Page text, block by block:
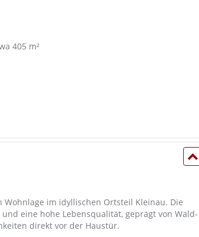
405 m²
im idyllischen Ortsteil Kleinau. Die
eine hohe Lebensqualität, geprägt von Wald-
direkt vor der Haustür.